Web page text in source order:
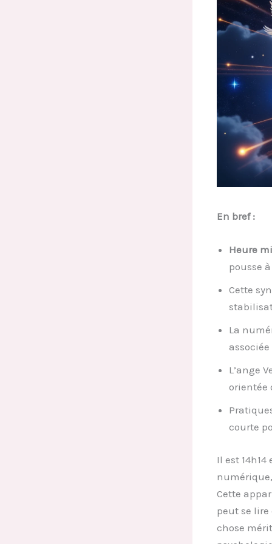
En bref :
Heure
pousse
Cette
La
L’ange
orientée
courte
Il est
Cette
peut se
chose